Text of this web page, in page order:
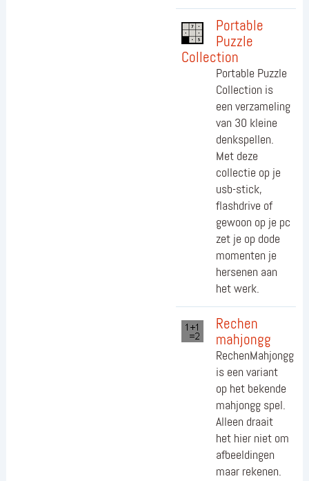
Portable
Puzzle
Collection
Portable Puzzle
Collection is
een verzameling
van 30 kleine
denkspellen.
Met deze
collectie op je
usb-stick,
flashdrive of
gewoon op je pc
zet je op dode
momenten je
hersenen aan
het werk.
Rechen
mahjongg
RechenMahjongg
is een variant
op het bekende
mahjongg spel.
Alleen draait
het hier niet om
afbeeldingen
maar rekenen.